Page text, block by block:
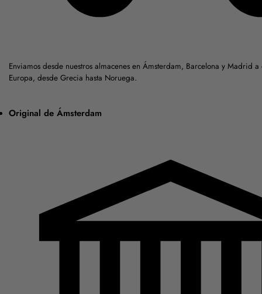
Enviamos desde nuestros almacenes en Ámsterdam, Barcelona y Madrid
Europa, desde Grecia hasta Noruega.
Original de Ámsterdam